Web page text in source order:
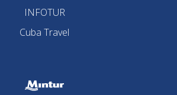
INFOTUR
Cuba Travel